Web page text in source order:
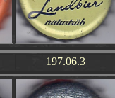
197.06.3